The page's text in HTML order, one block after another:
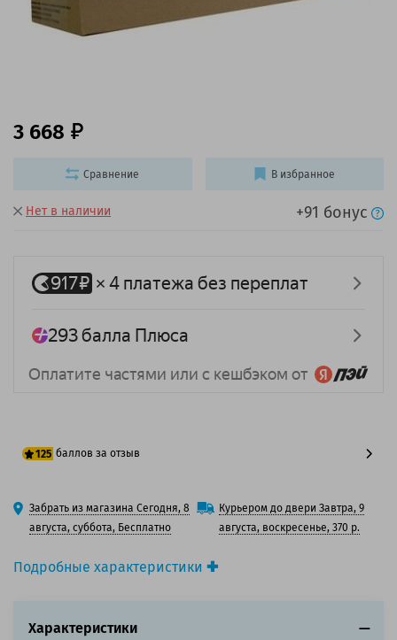
Подробные характеристики
Вид товара:Картридж лазерный
Нет в наличии +91 бонус
3 668
125 баллов за отзыв
100 баллов
125 баллов
Забрать из магазина Сегодня, 8
августа, суббота, Бесплатно
Курьером до двери Завтра, 9
августа, воскресенье, 370 р.
Сравнение В избранное
Характеристики